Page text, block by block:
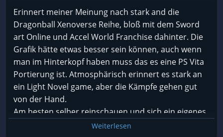
Das schnelle Wechseln der Charaktere innerhalb
deines Teams und die frische welche die AW
Charaktere vom Gameplay her bieten ist ein
Genuss. Man kann aus sehr viel Spielbaren
Charakteren wählen und sein Team so erstellen wie
man es will. Und der Hauptgrund warum ich mir
bisher alle SAO GAMES geholt habe und diesmal
stark überrascht wurde ist, ganz simpel die Story.
Sofern man die Story von beiden Anime kennt wird
man einige male mit Freuden überrascht. Klar es ist
kein The Last of Us oder ähnliches, aber für Kenner
Erinnert meiner Meinung nach stark and die
Dragonball Xenoverse Reihe, bloß mit dem Sword
art Online und Accel World Franchise dahinter. Die
Grafik hätte etwas besser sein können, auch wenn
man im Hinterkopf haben muss das es eine PS Vita
Portierung ist. Atmosphärisch erinnert es stark an
ein Light Novel game, aber die Kämpfe gehen gut
von der Hand.
Am besten selber reinschauen und sich ein eigenes
Weiterlesen